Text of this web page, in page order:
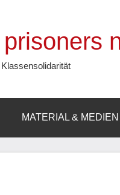
MATERIAL & MEDIEN